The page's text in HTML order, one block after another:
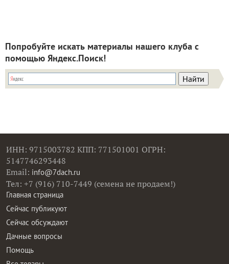
Попробуйте искать материалы нашего клуба с
помощью Яндекс.Поиск!
ИНН: 9715003782 КПП: 771501001 ОГРН:
5147746293448
Email: info@7dach.ru
Тел: +7 (916) 710-7449 (семена не продаем!)
Главная страница
Сейчас публикуют
Сейчас обсуждают
Дачные вопросы
Помощь